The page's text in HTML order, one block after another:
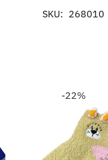
SKU: 268010
-22%